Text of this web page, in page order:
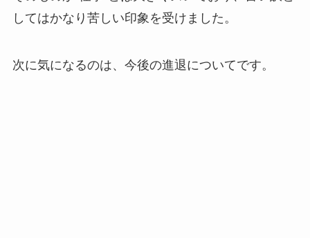
してはかなり苦しい印象を受けました。
次に気になるのは、今後の進退についてです。